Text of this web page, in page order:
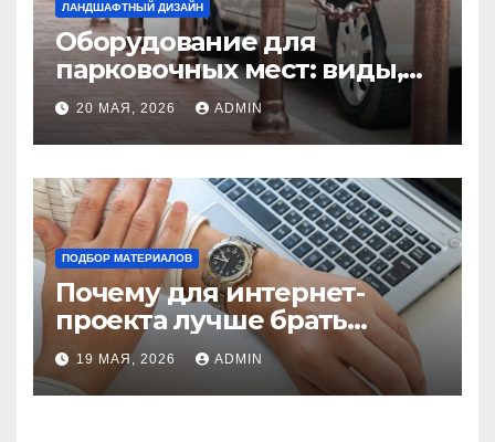
ЛАНДШАФТНЫЙ ДИЗАЙН
Оборудование для
парковочных мест: виды,
функции и нормы
установки
20 МАЯ, 2026 ADMIN
ПОДБОР МАТЕРИАЛОВ
Почему для интернет-
проекта лучше брать
отдельный сервер:
преимущества и ключевые
аспекты
19 МАЯ, 2026 ADMIN